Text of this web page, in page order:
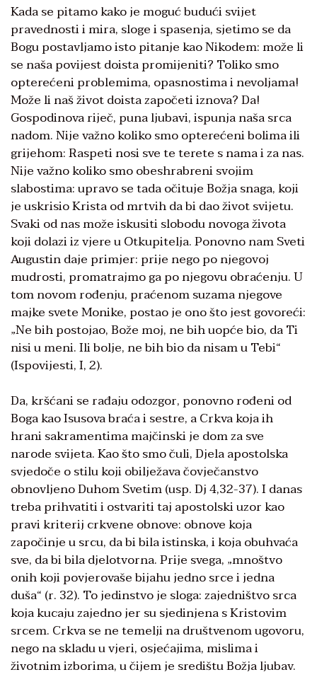
Kada se pitamo kako je moguć budući svijet
pravednosti i mira, sloge i spasenja, sjetimo se da
Bogu postavljamo isto pitanje kao Nikodem: može li
se naša povijest doista promijeniti? Toliko smo
opterećeni problemima, opasnostima i nevoljama!
Može li naš život doista započeti iznova? Da!
Gospodinova riječ, puna ljubavi, ispunja naša srca
nadom. Nije važno koliko smo opterećeni bolima ili
grijehom: Raspeti nosi sve te terete s nama i za nas.
Nije važno koliko smo obeshrabreni svojim
slabostima: upravo se tada očituje Božja snaga, koji
je uskrisio Krista od mrtvih da bi dao život svijetu.
Svaki od nas može iskusiti slobodu novoga života
koji dolazi iz vjere u Otkupitelja. Ponovno nam Sveti
Augustin daje primjer: prije nego po njegovoj
mudrosti, promatrajmo ga po njegovu obraćenju. U
tom novom rođenju, praćenom suzama njegove
majke svete Monike, postao je ono što jest govoreći:
„Ne bih postojao, Bože moj, ne bih uopće bio, da Ti
nisi u meni. Ili bolje, ne bih bio da nisam u Tebi“
(Ispovijesti, I, 2).
Da, kršćani se rađaju odozgor, ponovno rođeni od
Boga kao Isusova braća i sestre, a Crkva koja ih
hrani sakramentima majčinski je dom za sve
narode svijeta. Kao što smo čuli, Djela apostolska
svjedoče o stilu koji obilježava čovječanstvo
obnovljeno Duhom Svetim (usp. Dj 4,32-37). I danas
treba prihvatiti i ostvariti taj apostolski uzor kao
pravi kriterij crkvene obnove: obnove koja
započinje u srcu, da bi bila istinska, i koja obuhvaća
sve, da bi bila djelotvorna. Prije svega, „mnoštvo
onih koji povjerovaše bijahu jedno srce i jedna
duša“ (r. 32). To jedinstvo je sloga: zajedništvo srca
koja kucaju zajedno jer su sjedinjena s Kristovim
srcem. Crkva se ne temelji na društvenom ugovoru,
nego na skladu u vjeri, osjećajima, mislima i
životnim izborima, u čijem je središtu Božja ljubav.